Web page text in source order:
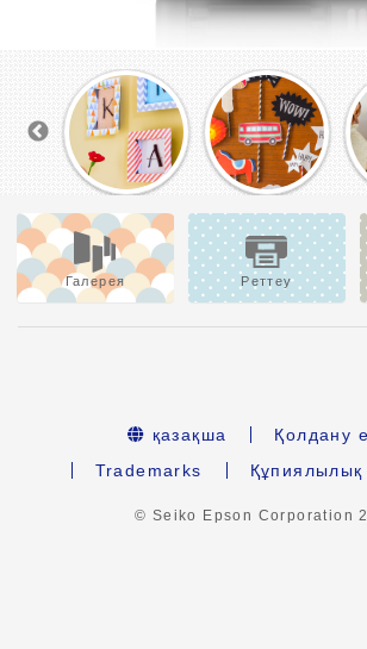
Галерея Реттеу
қазақша
Қолдану
Trademarks
Құпиялылық
© Seiko Epson Corporation